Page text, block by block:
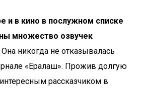
и в кино в послужном списке
множество озвучек
Она никогда не отказывалась
«Ералаш». Прожив долгую
рассказчиком в